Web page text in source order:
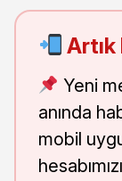
Yeni
anında
mobil